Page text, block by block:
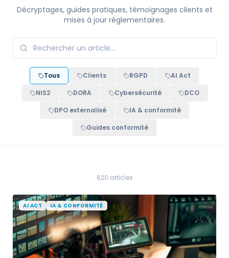
Décryptages, guides pratiques, témoignages clients et
mises à jour réglementaires.
Tous Clients RGPD
AI Act
NIS2
DORA Cybersécurité
DCO
DPO externalisé
IA & conformité
Guides conformité
620 articles
AI ACT IA & CONFORMITÉ